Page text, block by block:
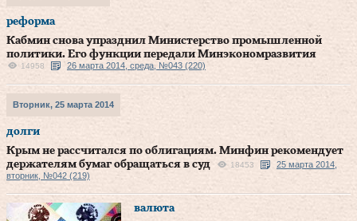
реформа
Кабмин снова упразднил Министерство промышленной
политики. Его функции передали Минэкономразвития
14958 26 марта 2014, среда, №043 (220)
Вторник, 25 марта 2014
долги
Крым не рассчитался по облигациям. Минфин рекомендует
держателям бумаг обращаться в суд
18453
25 марта 2014,
вторник, №042 (219)
валюта